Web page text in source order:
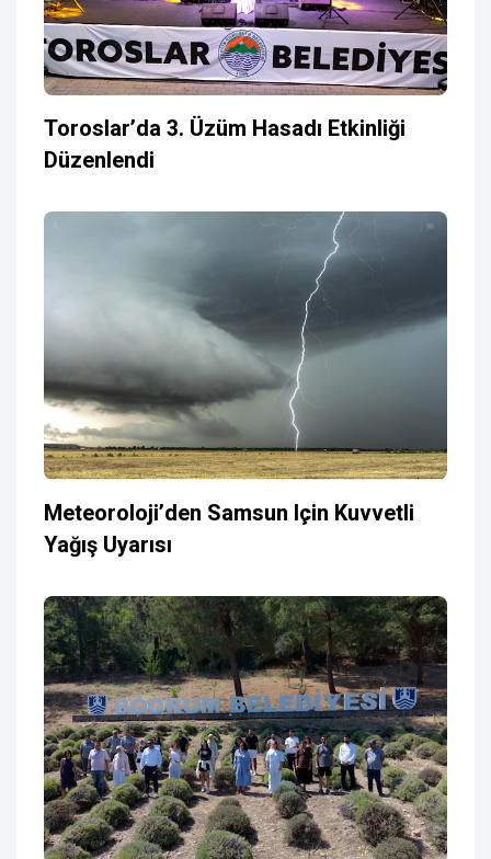
Toroslar’da 3. Üzüm Hasadı Etkinliği
Düzenlendi
Meteoroloji’den Samsun Için Kuvvetli
Yağış Uyarısı